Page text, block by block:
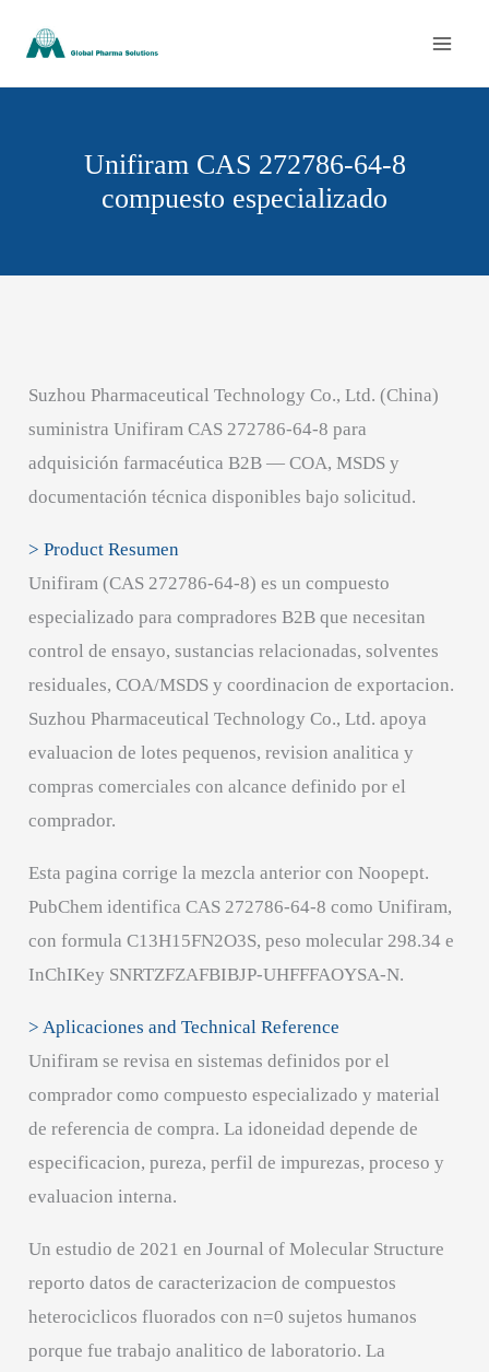
contenido
Unifiram CAS 272786-64-8
compuesto especializado
Suzhou Pharmaceutical Technology Co., Ltd. (China)
suministra Unifiram CAS 272786-64-8 para
adquisición farmacéutica B2B — COA, MSDS y
documentación técnica disponibles bajo solicitud.
> Product Resumen
Unifiram (CAS 272786-64-8) es un compuesto
especializado para compradores B2B que necesitan
control de ensayo, sustancias relacionadas, solventes
residuales, COA/MSDS y coordinacion de exportacion.
Suzhou Pharmaceutical Technology Co., Ltd. apoya
evaluacion de lotes pequenos, revision analitica y
compras comerciales con alcance definido por el
comprador.
Esta pagina corrige la mezcla anterior con Noopept.
PubChem identifica CAS 272786-64-8 como Unifiram,
con formula C13H15FN2O3S, peso molecular 298.34 e
InChIKey SNRTZFZAFBIBJP-UHFFFAOYSA-N.
> Aplicaciones and Technical Reference
Unifiram se revisa en sistemas definidos por el
comprador como compuesto especializado y material
de referencia de compra. La idoneidad depende de
especificacion, pureza, perfil de impurezas, proceso y
evaluacion interna.
Un estudio de 2021 en Journal of Molecular Structure
reporto datos de caracterizacion de compuestos
heterociclicos fluorados con n=0 sujetos humanos
porque fue trabajo analitico de laboratorio. La